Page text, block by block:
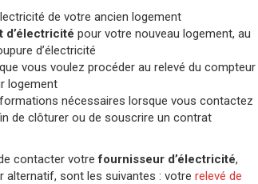
de votre ancien logement
d’électricité pour votre nouveau logement, au
d’électricité
vous voulez procéder au relevé du compteur
logement
nécessaires lorsque vous contactez
de clôturer ou de souscrire un contrat
contacter votrefournisseur d’électricité,
alternatif, sont les suivantes : votre relevé de